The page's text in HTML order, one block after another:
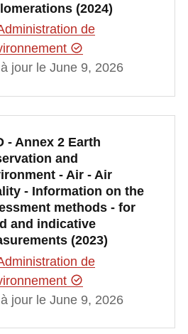
(2024)
de
jour le June 9, 2026
- Annex 2 Earth
and
- Air - Air
- Information on the
methods - for
and indicative
(2023)
de
jour le June 9, 2026